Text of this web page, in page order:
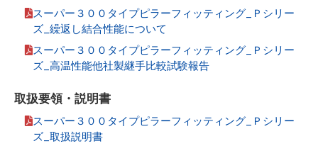
スーパー３００タイプピラーフィッティング_Ｐシリー
ズ_繰返し結合性能について
スーパー３００タイプピラーフィッティング_Ｐシリー
ズ_高温性能他社製継手比較試験報告
取扱要領・説明書
スーパー３００タイプピラーフィッティング_Ｐシリー
ズ_取扱説明書